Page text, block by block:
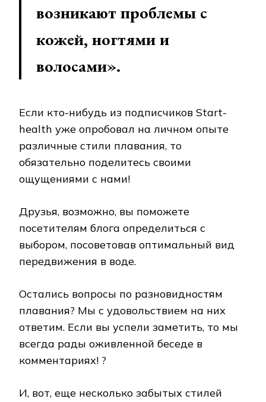
возникают проблемы с
кожей, ногтями и
волосами».
Если кто-нибудь из подписчиков Start-
health уже опробовал на личном опыте
различные стили плавания, то
обязательно поделитесь своими
ощущениями с нами!
Друзья, возможно, вы поможете
посетителям блога определиться с
выбором, посоветовав оптимальный вид
передвижения в воде.
Остались вопросы по разновидностям
плавания? Мы с удовольствием на них
ответим. Если вы успели заметить, то мы
всегда рады оживленной беседе в
комментариях! ?
И, вот, еще несколько забытых стилей